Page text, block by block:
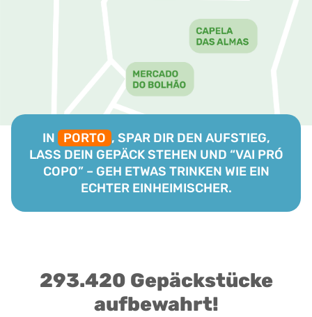
IN PORTO , SPAR DIR DEN AUFSTIEG,
LASS DEIN GEPÄCK STEHEN UND “VAI PRÓ
COPO” – GEH ETWAS TRINKEN WIE EIN
ECHTER EINHEIMISCHER.
293.420 Gepäckstücke
aufbewahrt!